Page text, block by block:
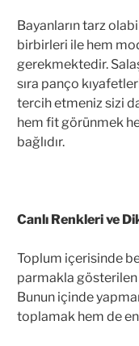
Bayanların tarz
birbirleri ile hem
gerekmektedir.
sıra panço
tercih etmeniz sizi
hem fit görünmek
bağlıdır.
Canlı Renkleri ve
Toplum içerisinde
parmakla
Bunun içinde
toplamak hem de